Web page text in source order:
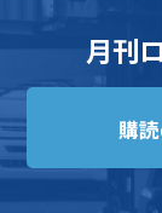
月刊
購